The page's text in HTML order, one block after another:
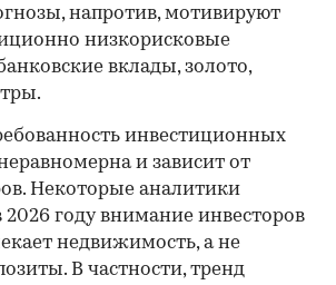
напротив, мотивируют
низкорисковые
вклады, золото,
инвестиционных
и зависит от
Некоторые аналитики
2026 году внимание инвесторов
недвижимость, а не
В частности, тренд